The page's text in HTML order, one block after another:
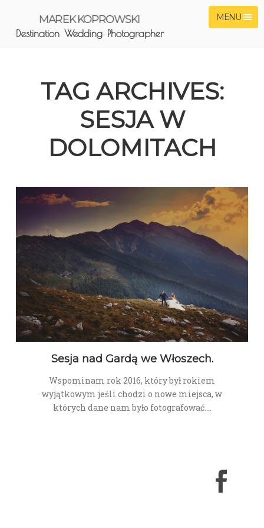
MENU
MAREK KOPROWSKI
Destination Wedding Photographer
TAG ARCHIVES:
SESJA W
DOLOMITACH
Sesja nad Gardą we Włoszech.
Wspominam rok 2016, który był rokiem
wyjątkowym jeśli chodzi o nowe miejsca, w
których dane nam było fotografować.…